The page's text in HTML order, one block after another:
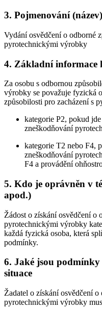
3. Pojmenování
Vydání osvědčení o odborné
pyrotechnickými výrobky
4. Základní informace
Za osobu s odbornou
výrobky se považuje fyzická
způsobilosti pro zacházení s
kategorie P2, pokud
zneškodňování
kategorie T2 nebo F4,
zneškodňování
F4 a provádění
5. Kdo je oprávněn v
apod.)
Žádost o získání osvědčení o
pyrotechnickými výrobky
každá fyzická osoba, která
podmínky.
6. Jaké jsou
situace
Žadatel o získání osvědčení
pyrotechnickými výrobky